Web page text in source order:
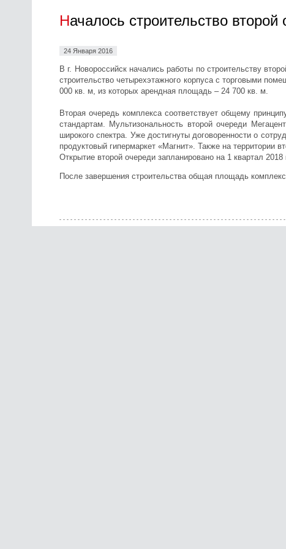
Началось строительство
24 Января 2016
В г. Новороссийск начались работы по строительству
строительство четырехэтажного корпуса с торговыми
000 кв. м, из которых арендная площадь – 24 700 кв. м.
Вторая очередь комплекса соответствует общему
стандартам. Мультизональность второй очереди
широкого спектра. Уже достигнуты договоренности о
продуктовый гипермаркет «Магнит». Также на
Открытие второй очереди запланировано на 1 квартал
После завершения строительства общая площадь